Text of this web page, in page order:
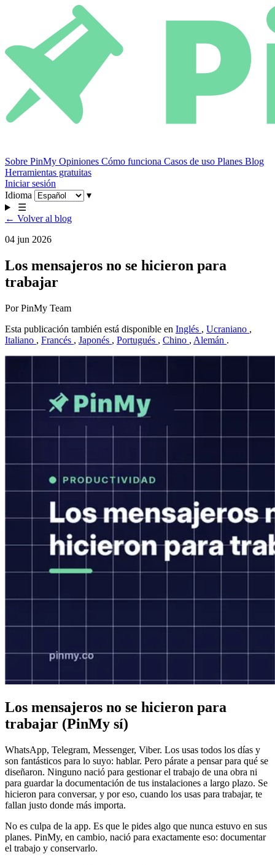
Sobre PinMy Opiniones Cómo funciona Casos de uso Planes Blog
Herramientas gratuitas
Iniciar sesión
Idioma
▾
☰
← Volver al blog
04 jun 2026
Los mensajeros no se hicieron para
trabajar
Por PinMy Team
Esta publicación también está disponible en Inglés , Ucraniano ,
Italiano , Francés , Japonés , Portugués , Chino , Alemán .
Los mensajeros no se hicieron para
trabajar (PinMy sí)
WhatsApp, Telegram, Messenger, Viber. Los usas todos los días y
son fantásticos para lo suyo: hablar. Pero párate a pensar para qué se
diseñaron. Ninguno nació para gestionar el trabajo de una obra ni
para guardar la documentación de tus instalaciones a largo plazo. Se
hicieron para conversar, y por eso, cuando los usas para trabajar, te
fallan justo donde más importa.
No es culpa de la app. Es que le pides algo que nunca estuvo en sus
planes. PinMy, en cambio, nació para exactamente eso: documentar
el trabajo y conservarlo.